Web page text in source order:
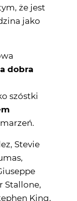
że jest
jako
dobra
szóstki
Stevie
Stallone,
King,